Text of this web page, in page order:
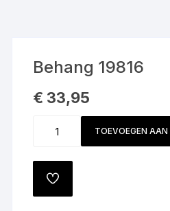
Behang 19816
€ 33,95
19816
TOEVOEGEN AAN
TOEVOEGEN
AAN